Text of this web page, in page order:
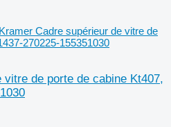
Kramer Cadre supérieur de vitre de
270225-155351030
de porte de cabine Kt407,